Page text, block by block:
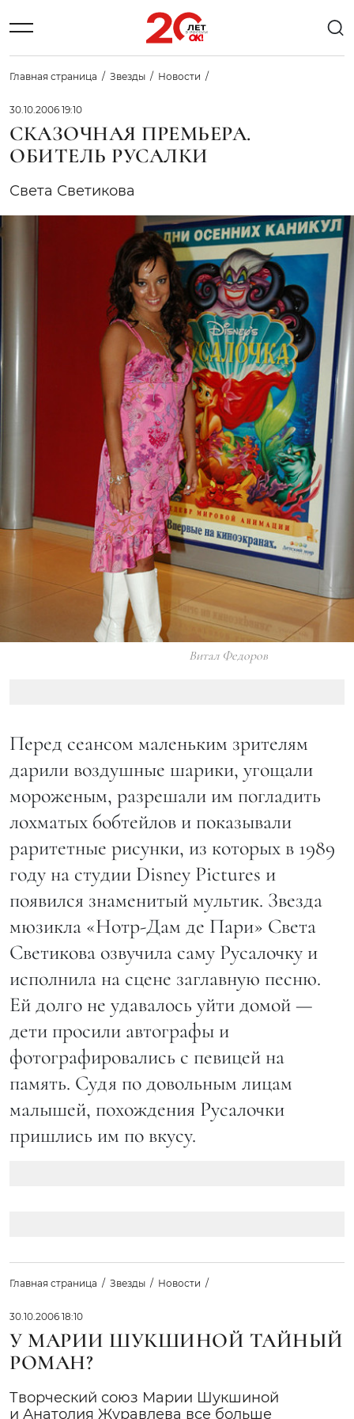
Главная страница Звезды Новости
30.10.2006 19:10
СКАЗОЧНАЯ ПРЕМЬЕРА.
ОБИТЕЛЬ РУСАЛКИ
Света Светикова
Витал Федоров
Перед сеансом маленьким зрителям
дарили воздушные шарики, угощали
мороженым, разрешали им погладить
лохматых бобтейлов и показывали
раритетные рисунки, из которых в 1989
году на студии Disney Pictures и
появился знаменитый мультик. Звезда
мюзикла «Нотр-Дам де Пари» Света
Светикова озвучила саму Русалочку и
исполнила на сцене заглавную песню.
Ей долго не удавалось уйти домой —
дети просили автографы и
фотографировались с певицей на
память. Судя по довольным лицам
малышей, похождения Русалочки
пришлись им по вкусу.
Главная страница Звезды Новости
30.10.2006 18:10
У МАРИИ ШУКШИНОЙ ТАЙНЫЙ
РОМАН?
Творческий союз Марии Шукшиной
и Анатолия Журавлева все больше